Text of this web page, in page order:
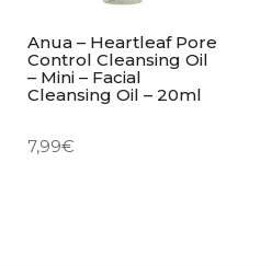
Anua – Heartleaf Pore
Control Cleansing Oil
– Mini – Facial
Cleansing Oil – 20ml
7,99€